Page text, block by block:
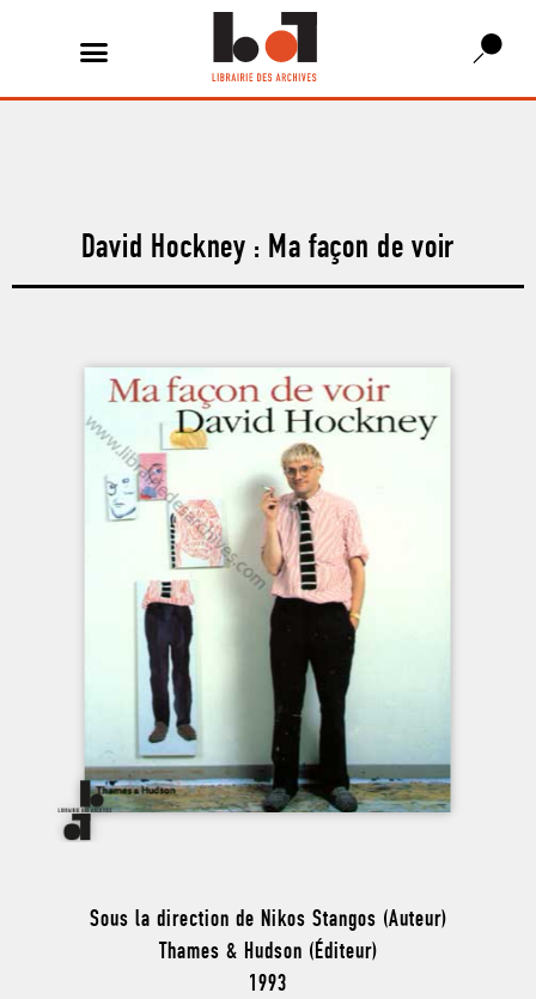
David Hockney : Ma façon de voir
Sous la direction de Nikos Stangos (Auteur)
Thames & Hudson (Éditeur)
1993